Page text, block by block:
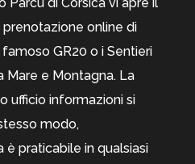
online di
GR20 o i Sentieri
Mare e Montagna. La
ufficio informazioni si
modo,
è praticabile in qualsiasi